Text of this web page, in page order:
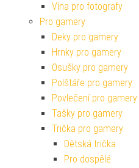
Vína pro fotografy
Pro gamery
Deky pro gamery
Hrnky pro gamery
Osušky pro gamery
Polštáře pro gamery
Povlečení pro gamery
Tašky pro gamery
Trička pro gamery
Dětská trička
Pro dospělé